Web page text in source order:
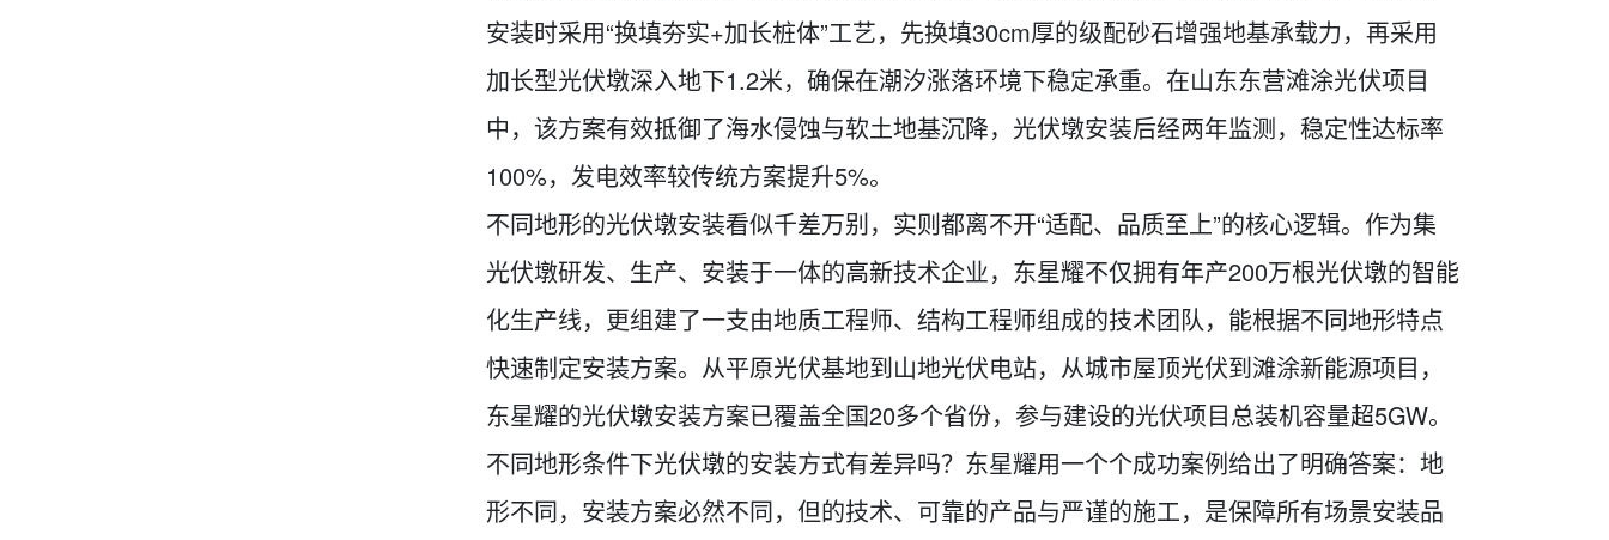
安装时采用“换填夯实+加长桩体”工艺，先换填30cm厚的级配砂石增强地基承载力，再采用
加长型光伏墩深入地下1.2米，确保在潮汐涨落环境下稳定承重。在山东东营滩涂光伏项目
中，该方案有效抵御了海水侵蚀与软土地基沉降，光伏墩安装后经两年监测，稳定性达标率
100%，发电效率较传统方案提升5%。
不同地形的光伏墩安装看似千差万别，实则都离不开“适配、品质至上”的核心逻辑。作为集
光伏墩研发、生产、安装于一体的高新技术企业，东星耀不仅拥有年产200万根光伏墩的智能
化生产线，更组建了一支由地质工程师、结构工程师组成的技术团队，能根据不同地形特点
快速制定安装方案。从平原光伏基地到山地光伏电站，从城市屋顶光伏到滩涂新能源项目，
东星耀的光伏墩安装方案已覆盖全国20多个省份，参与建设的光伏项目总装机容量超5GW。
不同地形条件下光伏墩的安装方式有差异吗？东星耀用一个个成功案例给出了明确答案：地
形不同，安装方案必然不同，但的技术、可靠的产品与严谨的施工，是保障所有场景安装品